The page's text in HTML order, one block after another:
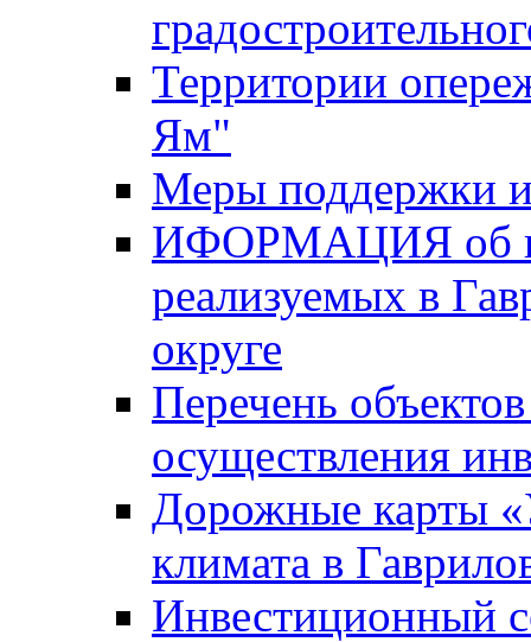
Территории
Ям"
Меры поддержки
ИФОРМАЦИЯ об
реализуемых в
округе
Перечень
осуществления
Дорожные карты
климата в
Инвестиционный